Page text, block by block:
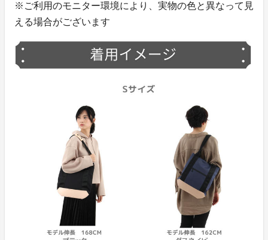
※ご利用のモニター環境により、実物の色と異なって見
える場合がございます